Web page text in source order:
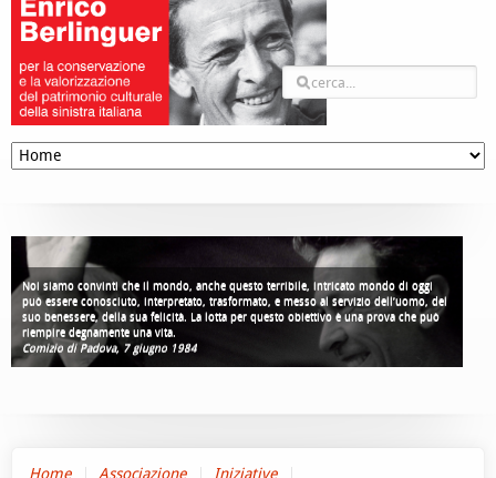
Noi siamo convinti che il mondo, anche questo terribile, intricato mondo di oggi
può essere conosciuto, interpretato, trasformato, e messo al servizio dell’uomo, del
suo benessere, della sua felicità. La lotta per questo obiettivo è una prova che può
riempire degnamente una vita.
Comizio di Padova, 7 giugno 1984
Home Associazione
Iniziative